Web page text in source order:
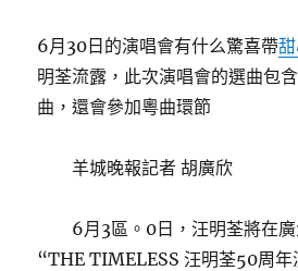
6月30日的演唱會有什么驚喜帶
明荃流露，此次演唱會的選曲包
曲，還會參加粵曲環節
羊城晚報記者 胡廣欣
6月3區。0日，汪明荃將在廣
“THE TIMELESS 汪明荃50周年